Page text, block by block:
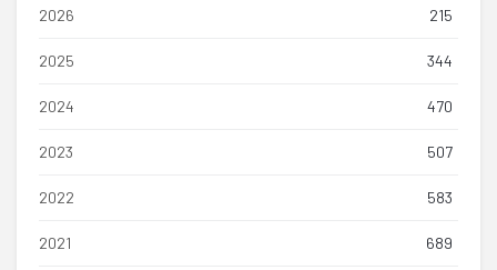
2026 215
2025 344
2024 470
2023 507
2022 583
2021 689